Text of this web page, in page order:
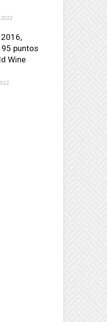
95 puntos
Wine